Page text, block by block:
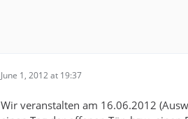
June 1, 2012 at 19:37
Wir veranstalten am 16.06.2012